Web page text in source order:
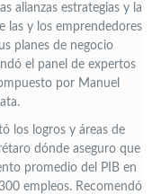
alianzas estrategias y la
las y los emprendedores
planes de negocio
el panel de expertos
por Manuel
los logros y áreas de
dónde aseguro que
promedio del PIB en
empleos. Recomendó